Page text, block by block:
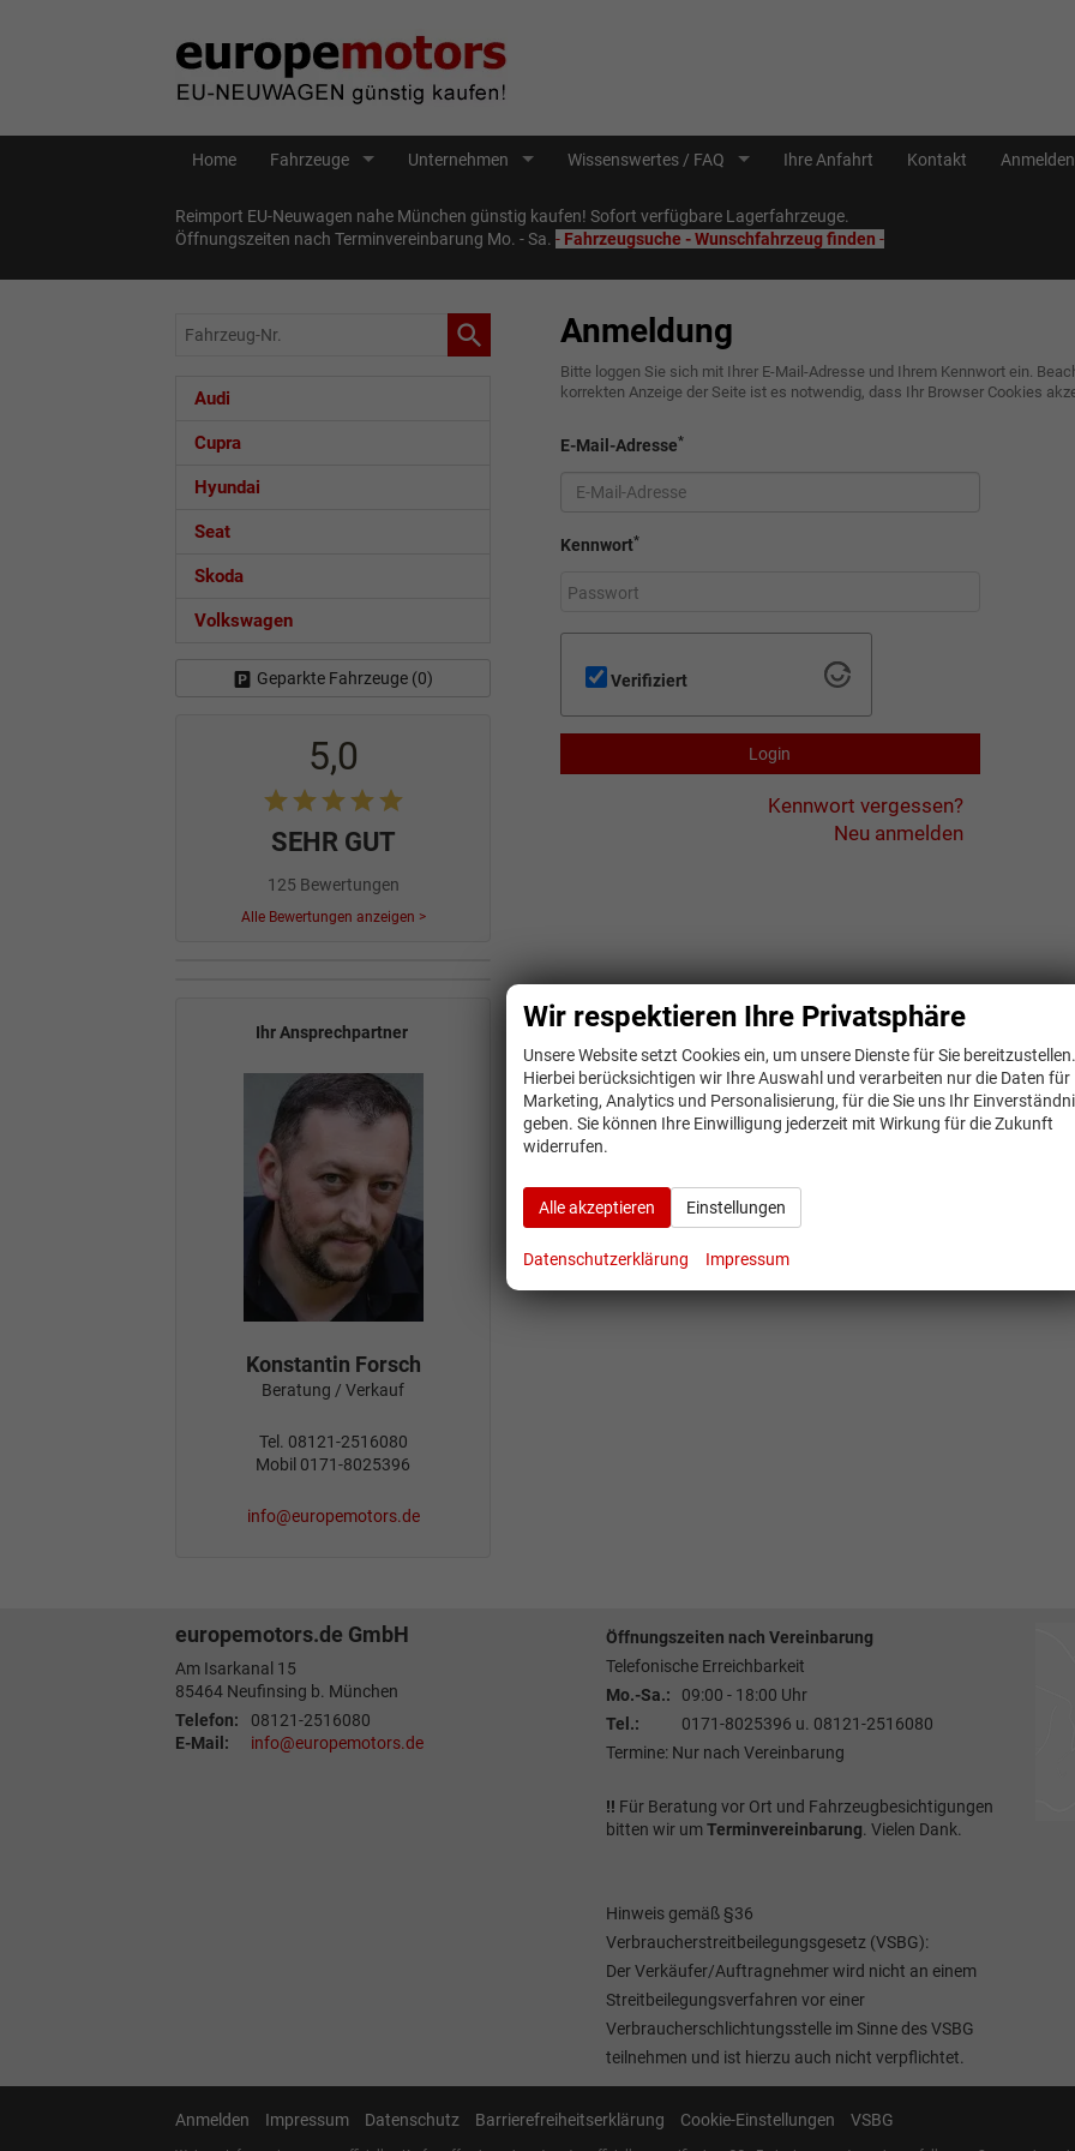
Home Fahrzeuge Unternehmen Wissenswertes / FAQ Ihre Anfahrt Kontakt Anmelden
Reimport EU-Neuwagen nahe München günstig kaufen! Sofort verfügbare Lagerfahrzeuge.
Öffnungszeiten nach Terminvereinbarung Mo. - Sa. - Fahrzeugsuche - Wunschfahrzeug finden -
Anmeldung
Bitte loggen Sie sich mit Ihrer E-Mail-Adresse und Ihrem Kennwort ein.
korrekten Anzeige der Seite ist es notwendig, dass Ihr Browser Cookies
E-Mail-Adresse*
Kennwort*
Verifiziert
Login
Kennwort vergessen?
Neu anmelden
Fahrzeug-
Audi
Cupra
Hyundai
Seat
Skoda
Volkswagen
Geparkte Fahrzeuge (0)
5,0
SEHR GUT
125 Bewertungen
Alle Bewertungen anzeigen >
Ihr Ansprechpartner
Konstantin Forsch
Beratung / Verkauf
Tel. 08121-2516080
Mobil 0171-8025396
info@europemotors.de
europemotors.de GmbH
Am Isarkanal 15
85464 Neufinsing b. München
Telefon:
08121-2516080
E-Mail:
info@europemotors.de
Öffnungszeiten nach Vereinbarung
Telefonische Erreichbarkeit
Mo.-Sa.:
09:00 - 18:00 Uhr
Tel.:
0171-8025396 u. 08121-2516080
Termine: Nur nach Vereinbarung
!! Für Beratung vor Ort und Fahrzeugbesichtigungen
bitten wir umTerminvereinbarung. Vielen Dank.
Hinweis gemäß §36
Verbraucherstreitbeilegungsgesetz (VSBG):
Der Verkäufer/Auftragnehmer wird nicht an einem
Streitbeilegungsverfahren vor einer
Verbraucherschlichtungsstelle im Sinne des VSBG
teilnehmen und ist hierzu auch nicht verpflichtet.
Anmelden Impressum Datenschutz Barrierefreiheitserklärung Cookie-Einstellungen VSBG
Wir respektieren Ihre Privatsphäre
Unsere Website setzt Cookies ein, um unsere Dienste für Sie bereitzustellen.
Hierbei berücksichtigen wir Ihre Auswahl und verarbeiten nur die Daten für
Marketing, Analytics und Personalisierung, für die Sie uns Ihr
geben. Sie können Ihre Einwilligung jederzeit mit Wirkung für die Zukunft
widerrufen.
Alle akzeptieren Einstellungen
Datenschutzerklärung Impressum